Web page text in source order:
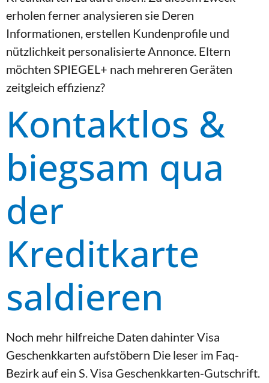
erholen ferner analysieren sie Deren
Informationen, erstellen Kundenprofile und
nützlichkeit personalisierte Annonce. Eltern
möchten SPIEGEL+ nach mehreren Geräten
zeitgleich effizienz?
Kontaktlos &
biegsam qua
der
Kreditkarte
saldieren
Noch mehr hilfreiche Daten dahinter Visa
Geschenkkarten aufstöbern Die leser im Faq-
Bezirk auf ein S. Visa Geschenkkarten-Gutschrift.